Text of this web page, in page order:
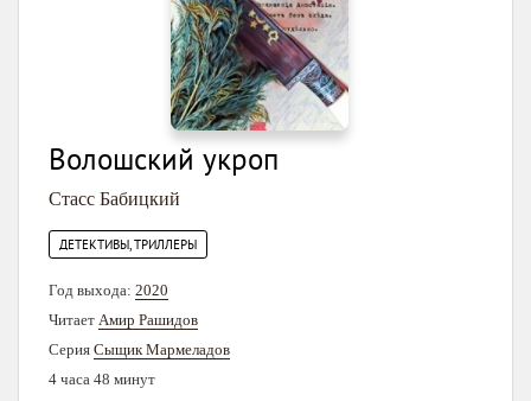
Волошский укроп
Стасс Бабицкий
ДЕТЕКТИВЫ, ТРИЛЛЕРЫ
Год выхода: 2020
Читает Амир Рашидов
Серия Сыщик Мармеладов
4 часа 48 минут